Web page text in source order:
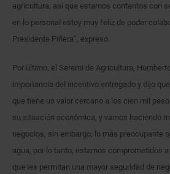
agricultura, así que estamos contentos con
en lo personal estoy muy feliz de poder
Presidente Piñera”, expresó.
Por último, el Seremi de Agricultura,
importancia del incentivo entregado y dijo
que tiene un valor cercano a los cien mil
su situación económica, y vamos haciendo
negocios, sin embargo, lo más preocupante
agua, por lo tanto, estamos comprometidos
que les permitan una mayor seguridad de